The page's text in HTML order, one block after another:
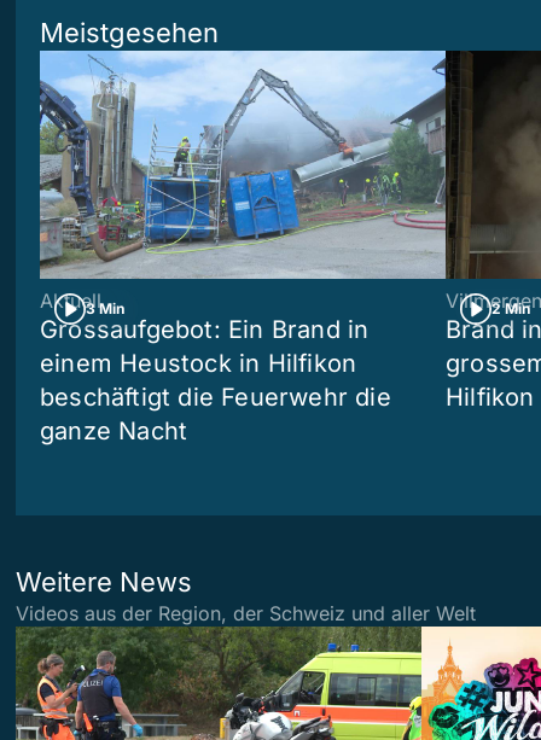
Meistgesehen
3 Min
Aktuell
Grossaufgebot: Ein Brand in
einem Heustock in Hilfikon
beschäftigt die Feuerwehr die
ganze Nacht
2 Min
Villmergen
Brand
Hilfikon
Weitere News
Videos aus der Region, der Schweiz und aller Welt